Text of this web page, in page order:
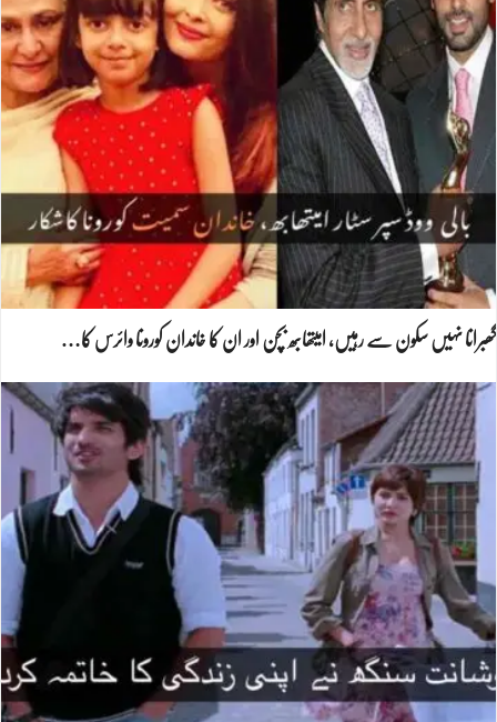
گھبرانا نہیں سکون سے رہیں، امیتھابھ بچن اور ان کا خاندان کورونا وائرس کا…